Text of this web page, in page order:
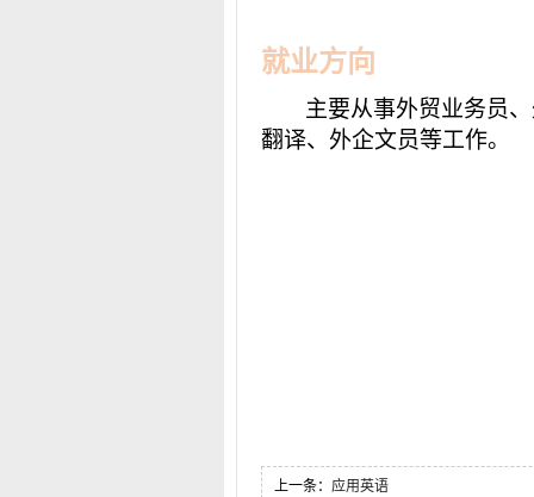
就业方向
主要从事外贸业务员
翻译、外企文员等工作。
上一条： 应用英语